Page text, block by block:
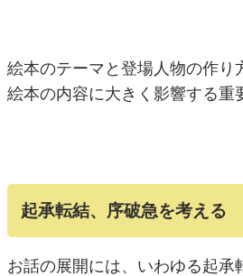
絵本のテーマと登場人物の作り
絵本の内容に大きく影響する重
起承転結、序破急を考える
お話の展開には、いわゆる起